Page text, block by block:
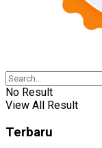
No Result
View All Result
Terbaru